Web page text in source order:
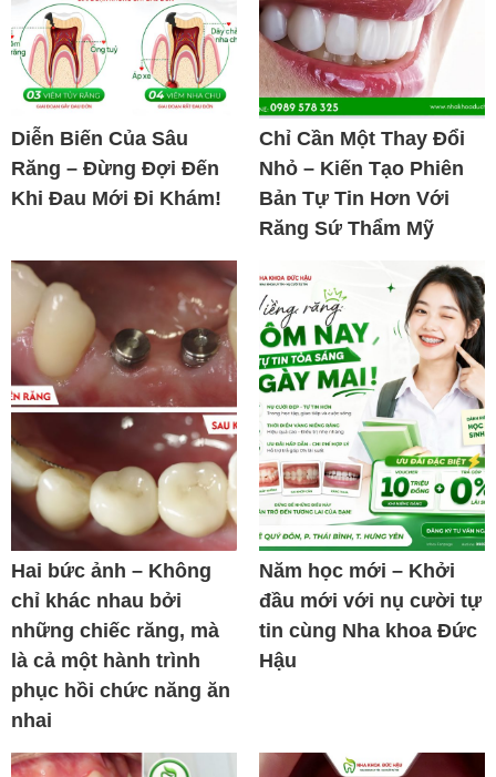
Diễn Biến Của Sâu
Răng – Đừng Đợi Đến
Khi Đau Mới Đi Khám!
Chỉ Cần Một Thay Đổi
Nhỏ – Kiến Tạo Phiên
Bản Tự Tin Hơn Với
Răng Sứ Thẩm Mỹ
Hai bức ảnh – Không
chỉ khác nhau bởi
những chiếc răng, mà
là cả một hành trình
phục hồi chức năng ăn
nhai
Năm học mới – Khởi
đầu mới với nụ cười tự
tin cùng Nha khoa Đức
Hậu